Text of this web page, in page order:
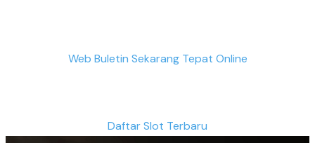
Web Buletin Sekarang Tepat Online
Daftar Slot Terbaru